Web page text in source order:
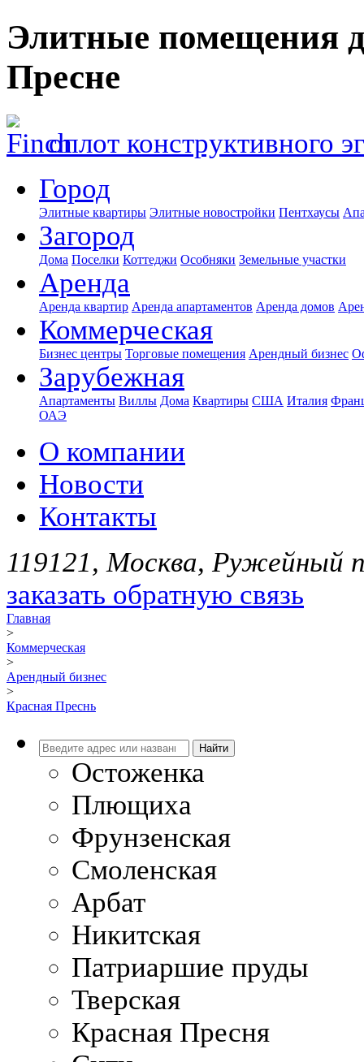
Элитные помещения
Пресне
оплот конструктивного
Город
Элитные квартиры Элитные новостройки Пентхаусы
Загород
Дома Поселки Коттеджи Особняки Земельные участки
Аренда
Аренда квартир Аренда апартаментов Аренда домов
Коммерческая
Бизнес центры Торговые помещения Арендный бизнес
Зарубежная
Апартаменты Виллы Дома Квартиры США Италия
ОАЭ
О компании
Новости
Контакты
119121, Москва, Ружейный
заказать обратную связь
Главная
>
Коммерческая
>
Арендный бизнес
>
Красная Преснь
Остоженка
Плющиха
Фрунзенская
Смоленская
Арбат
Никитская
Патриаршие пруды
Тверская
Красная Пресня